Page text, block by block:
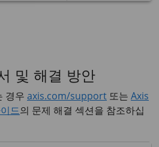
및 해결 방안
경우 axis.com/support 또는 Axis
드의 문제 해결 섹션을 참조하십